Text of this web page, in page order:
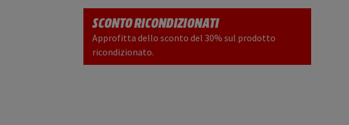
SCONTO RICONDIZIONATI
Approfitta dello sconto del 30% sul prodotto
ricondizionato.